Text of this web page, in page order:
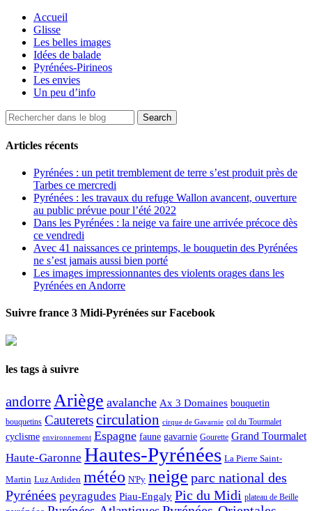
Accueil
Glisse
Les belles images
Idées de balade
Pyrénées-Pirineos
Les envies
Un peu d’info
Articles récents
Pyrénées : un petit tremblement de terre s’est produit près de
Tarbes ce mercredi
Pyrénées : les travaux du refuge Wallon avancent, ouverture
au public prévue pour l’été 2022
Dans les Pyrénées : la neige va faire une arrivée précoce dès
ce vendredi
Avec 41 naissances ce printemps, le bouquetin des Pyrénées
ne s’est jamais aussi bien porté
Les images impressionnantes des violents orages dans les
Pyrénées en Andorre
Suivre france 3 Midi-Pyrénées sur Facebook
les tags à suivre
andorreAriège avalanche Ax 3 Domaines bouquetin
bouquetins Cauteretscirculation cirque de Gavarnie col du Tourmalet
cyclisme environnement Espagne faune gavarnie Gourette Grand Tourmalet
Haute-Garonne Hautes-Pyrénées La Pierre Saint-
Martin Luz Ardiden météo N'Py neige parc national des
Pyrénées peyragudes Piau-Engaly Pic du Midi plateau de Beille